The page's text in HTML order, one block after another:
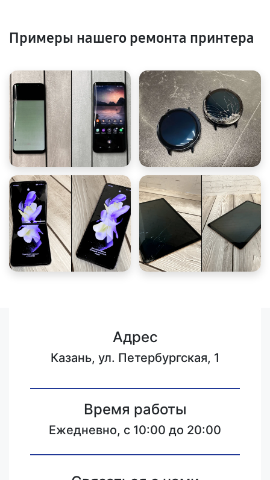
Примеры нашего ремонта принтера
Адрес
Казань, ул. Петербургская, 1
Время работы
Ежедневно, с 10:00 до 20:00